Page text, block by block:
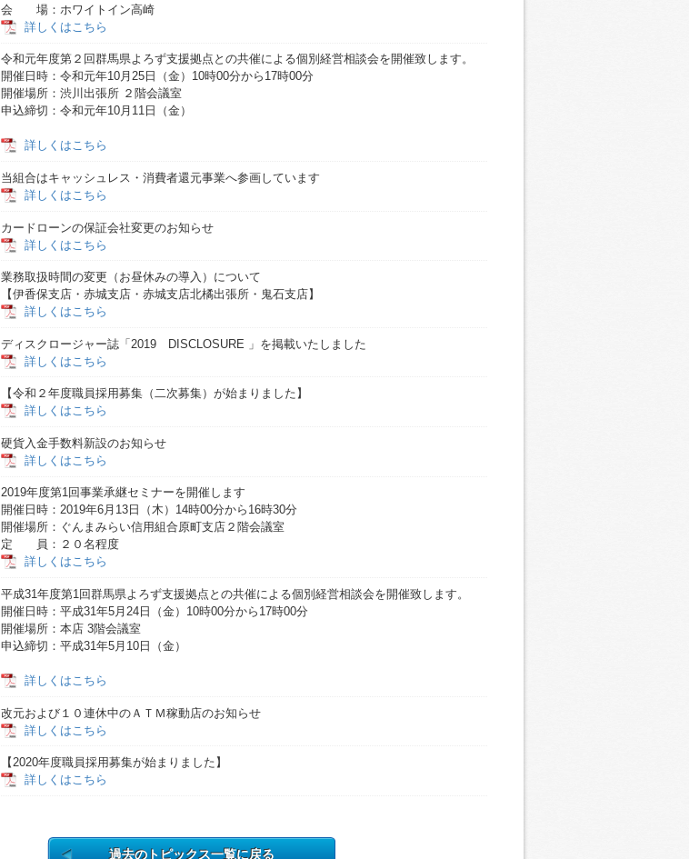
会 場：ホワイトイン高崎
詳しくはこちら
令和元年度第２回群馬県よろず支援拠点との共催による個別経営相談会を開催致します。
開催日時：令和元年10月25日（金）10時00分から17時00分
開催場所：渋川出張所 ２階会議室
申込締切：令和元年10月11日（金）
詳しくはこちら
当組合はキャッシュレス・消費者還元事業へ参画しています
詳しくはこちら
カードローンの保証会社変更のお知らせ
詳しくはこちら
業務取扱時間の変更（お昼休みの導入）について
【伊香保支店・赤城支店・赤城支店北橘出張所・鬼石支店】
詳しくはこちら
ディスクロージャー誌「2019 DISCLOSURE 」を掲載いたしました
詳しくはこちら
【令和２年度職員採用募集（二次募集）が始まりました】
詳しくはこちら
硬貨入金手数料新設のお知らせ
詳しくはこちら
2019年度第1回事業承継セミナーを開催します
開催日時：2019年6月13日（木）14時00分から16時30分
開催場所：ぐんまみらい信用組合原町支店２階会議室
定 員：２０名程度
詳しくはこちら
平成31年度第1回群馬県よろず支援拠点との共催による個別経営相談会を開催致します。
開催日時：平成31年5月24日（金）10時00分から17時00分
開催場所：本店 3階会議室
申込締切：平成31年5月10日（金）
詳しくはこちら
改元および１０連休中のＡＴＭ稼動店のお知らせ
詳しくはこちら
【2020年度職員採用募集が始まりました】
詳しくはこちら
過去のトピックス一覧に戻る